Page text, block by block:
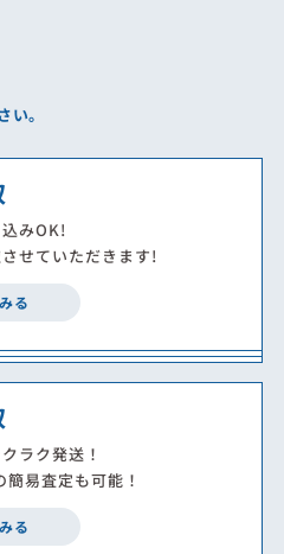
。
みOK!
せていただきます!
る
ラク発送！
易査定も可能！
る